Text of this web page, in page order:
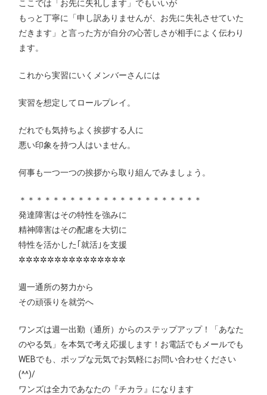
ここでは「お先に失礼します」でもいいが
もっと丁寧に「申し訳ありませんが、お先に失礼させていた
だきます」と言った方が自分の心苦しさが相手によく伝わり
ます。
これから実習にいくメンバーさんには
実習を想定してロールプレイ。
だれでも気持ちよく挨拶する人に
悪い印象を持つ人はいません。
何事も一つ一つの挨拶から取り組んでみましょう。
＊＊＊＊＊＊＊＊＊＊＊＊＊＊＊＊＊＊＊＊＊＊
発達障害はその特性を強みに
精神障害はその配慮を大切に
特性を活かした｢就活｣を支援
✲✲✲✲✲✲✲✲✲✲✲✲✲✲✲
週一通所の努力から
その頑張りを就労へ
ワンズは週一出勤（通所）からのステップアップ！「あなた
のやる気」を本気で考え応援します！お電話でもメールでも
WEBでも、ポップな元気でお気軽にお問い合わせください
(^^)/
ワンズは全力であなたの『チカラ』になります